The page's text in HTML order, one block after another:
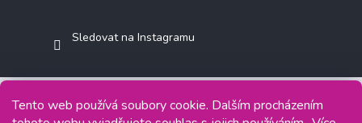
Tento web používá soubory cookie. Dalším procházením
Sledovat na Instagramu